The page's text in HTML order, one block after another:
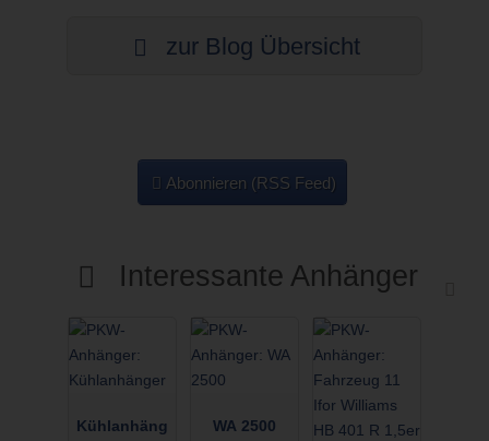
zur Blog Übersicht
Abonnieren (RSS Feed)
Interessante Anhänger
Kühlanhäng
WA 2500